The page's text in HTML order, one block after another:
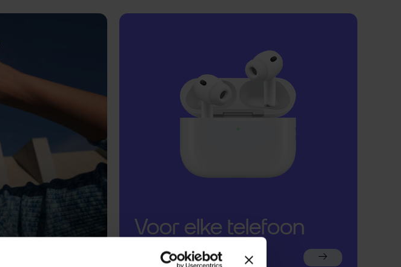
Voor elke telefoon
een oortje